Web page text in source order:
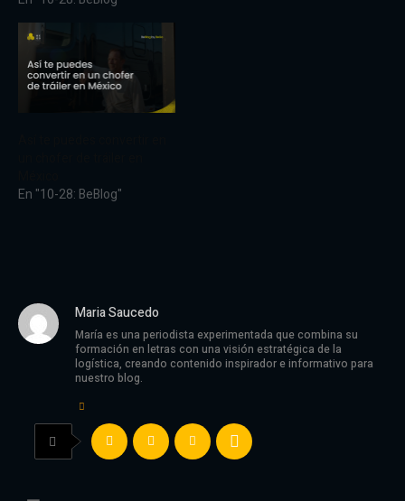
En "10-28: BeBlog"
Maria Saucedo
María es una periodista experimentada que combina su
formación en letras con una visión estratégica de la
logística, creando contenido inspirador e informativo para
nuestro blog.